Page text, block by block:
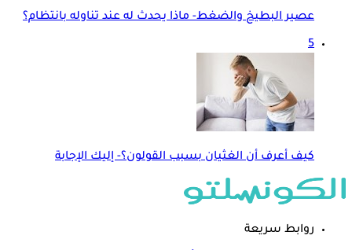
عصير البطيخ والضغط- ماذا يحدث له عند تناوله بانتظام؟
5
كيف أعرف أن الغثيان بسبب القولون؟- إليك الإجابة
روابط سريعة